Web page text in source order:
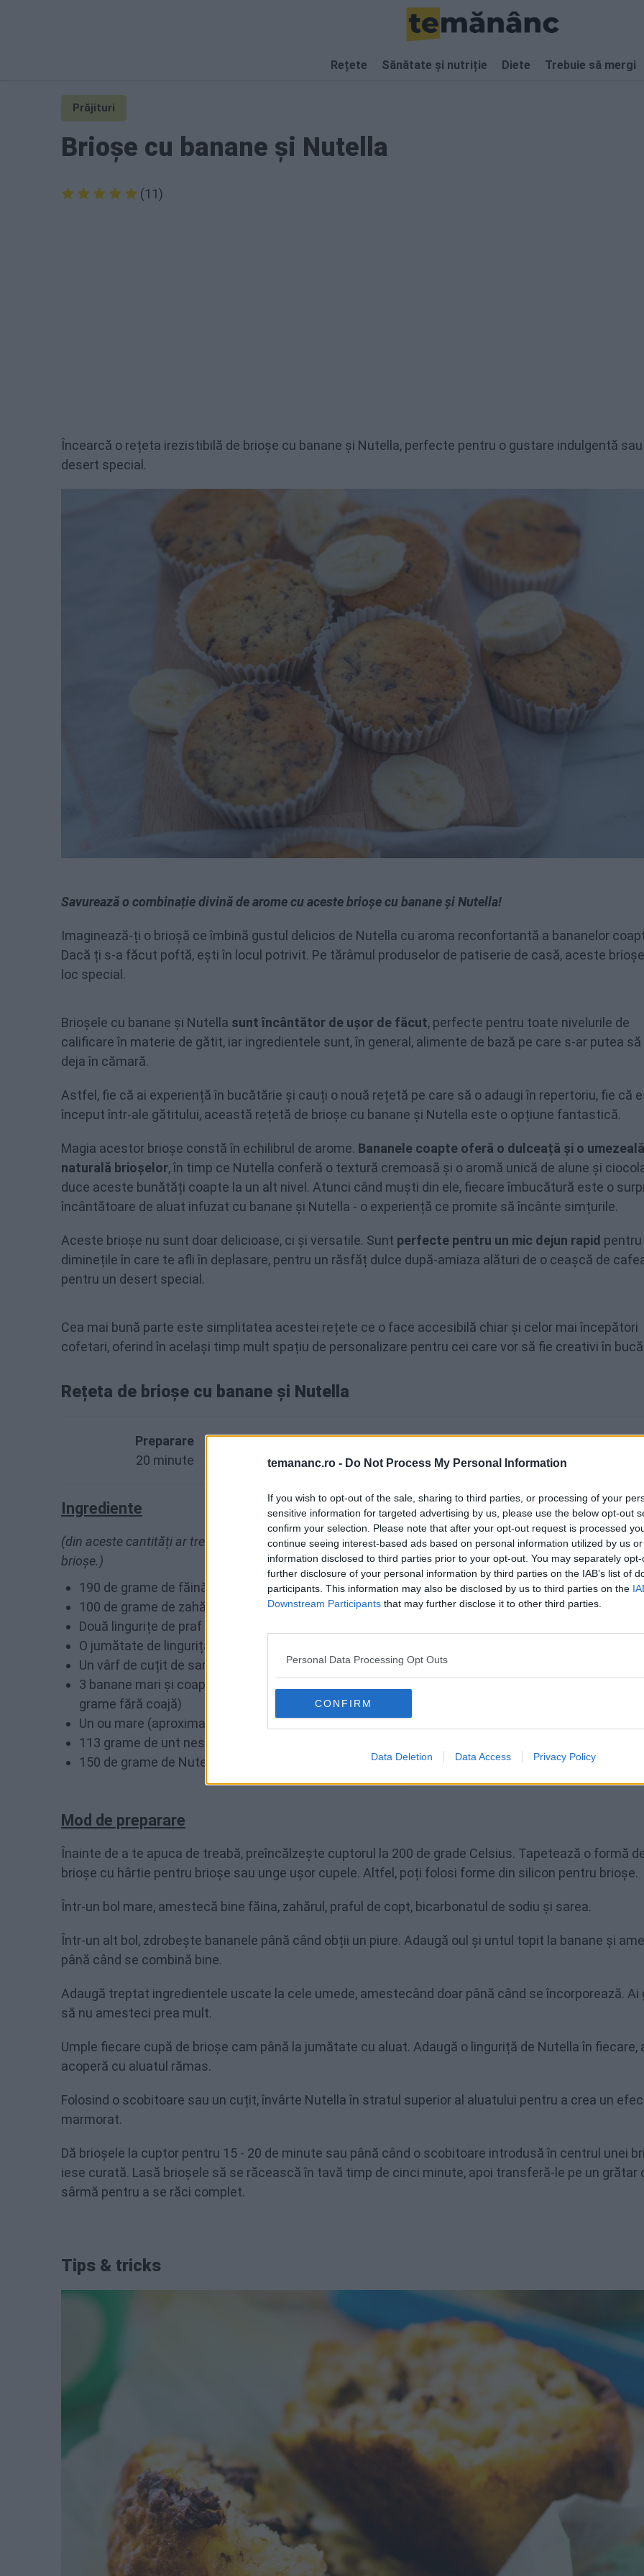
temananc.ro - Do Not Process My Personal Information
If you wish to opt-out of the sale, sharing to third parties, or processing of your
sensitive information for targeted advertising by us, please use the below opt-out
confirm your selection. Please note that after your opt-out request is processed
continue seeing interest-based ads based on personal information utilized by us
information disclosed to third parties prior to your opt-out. You may separately
further disclosure of your personal information by third parties on the IAB’s list of
participants. This information may also be disclosed by us to third parties on the
Downstream Participants that may further disclose it to other third parties.
Personal Data Processing Opt Outs
CONFIRM
Data Deletion Data Access Privacy Policy
Rețete Sănătate și nutriție Diete Trebuie să mergi
Prăjituri
Brioșe cu banane și Nutella
(11)
Încearcă o rețeta irezistibilă de brioșe cu banane și Nutella, perfecte pentru o gustare indulgentă
desert special.
Savurează o combinație divină de arome cu aceste brioșe cu banane și Nutella!
Imaginează-ți o brioșă ce îmbină gustul delicios de Nutella cu aroma reconfortantă a bananelor
Dacă ți s-a făcut poftă, ești în locul potrivit. Pe tărâmul produselor de patiserie de casă, aceste
loc special.
Brioșele cu banane și Nutella sunt încântător de ușor de făcut, perfecte pentru toate nivelurile de
calificare în materie de gătit, iar ingredientele sunt, în general, alimente de bază pe care s-ar putea să
deja în cămară.
Astfel, fie că ai experiență în bucătărie și cauți o nouă rețetă pe care să o adaugi în repertoriu, fie că
început într-ale gătitului, această rețetă de brioșe cu banane și Nutella este o opțiune fantastică.
Magia acestor brioșe constă în echilibrul de arome. Bananele coapte oferă o dulceață și o umezeală
naturală brioșelor, în timp ce Nutella conferă o textură cremoasă și o aromă unică de alune și
duce aceste bunătăți coapte la un alt nivel. Atunci când muști din ele, fiecare îmbucătură este o
încântătoare de aluat infuzat cu banane și Nutella - o experiență ce promite să încânte simțurile.
Aceste brioșe nu sunt doar delicioase, ci și versatile. Sunt perfecte pentru un mic dejun rapid pentru
diminețile în care te afli în deplasare, pentru un răsfăț dulce după-amiaza alături de o ceașcă de
pentru un desert special.
Cea mai bună parte este simplitatea acestei rețete ce o face accesibilă chiar și celor mai începători
cofetari, oferind în același timp mult spațiu de personalizare pentru cei care vor să fie creativi în
Rețeta de brioșe cu banane și Nutella
Preparare
20 minute
Gătire
20 minute
Timp total
40 minute
Ingrediente
(din aceste cantități ar trebui să obții aproximativ 12
brioșe.)
190 de grame de făină
100 de grame de zahăr granulat
Două lingurițe de praf de copt
O jumătate de linguriță de bicarbonat de sodiu
Un vârf de cuțit de sare
3 banane mari și coapte (aproximativ 300 - 350
grame fără coajă)
Un ou mare (aproximativ 50 de grame)
113 grame de unt nesărat, topit
150 de grame de Nutella
Mod de preparare
Înainte de a te apuca de treabă, preîncălzește cuptorul la 200 de grade Celsius. Tapetează o formă
brioșe cu hârtie pentru brioșe sau unge ușor cupele. Altfel, poți folosi forme din silicon pentru brioșe.
Într-un bol mare, amestecă bine făina, zahărul, praful de copt, bicarbonatul de sodiu și sarea.
Într-un alt bol, zdrobește bananele până când obții un piure. Adaugă oul și untul topit la banane și
până când se combină bine.
Adaugă treptat ingredientele uscate la cele umede, amestecând doar până când se încorporează. Ai
să nu amesteci prea mult.
Umple fiecare cupă de brioșe cam până la jumătate cu aluat. Adaugă o linguriță de Nutella în fiecare,
acoperă cu aluatul rămas.
Folosind o scobitoare sau un cuțit, învârte Nutella în stratul superior al aluatului pentru a crea un
marmorat.
Dă brioșele la cuptor pentru 15 - 20 de minute sau până când o scobitoare introdusă în centrul unei
iese curată. Lasă brioșele să se răcească în tavă timp de cinci minute, apoi transferă-le pe un grătar
sârmă pentru a se răci complet.
Tips & tricks